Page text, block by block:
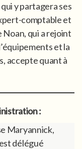
y partagera ses
comptable et
Noan, qui a rejoint
et la
accepte quant à
:
Maryannick,
délégué